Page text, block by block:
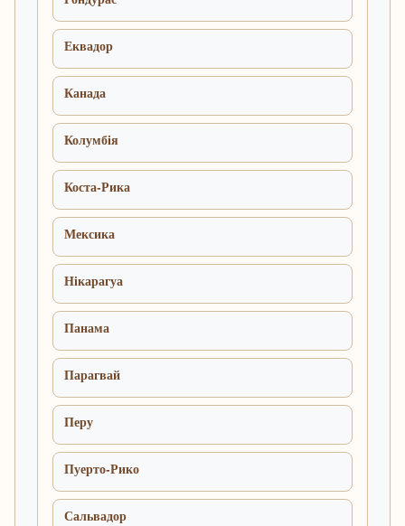
Еквадор
Канада
Колумбія
Коста-Рика
Мексика
Нікарагуа
Панама
Парагвай
Перу
Пуерто-Рико
Сальвадор